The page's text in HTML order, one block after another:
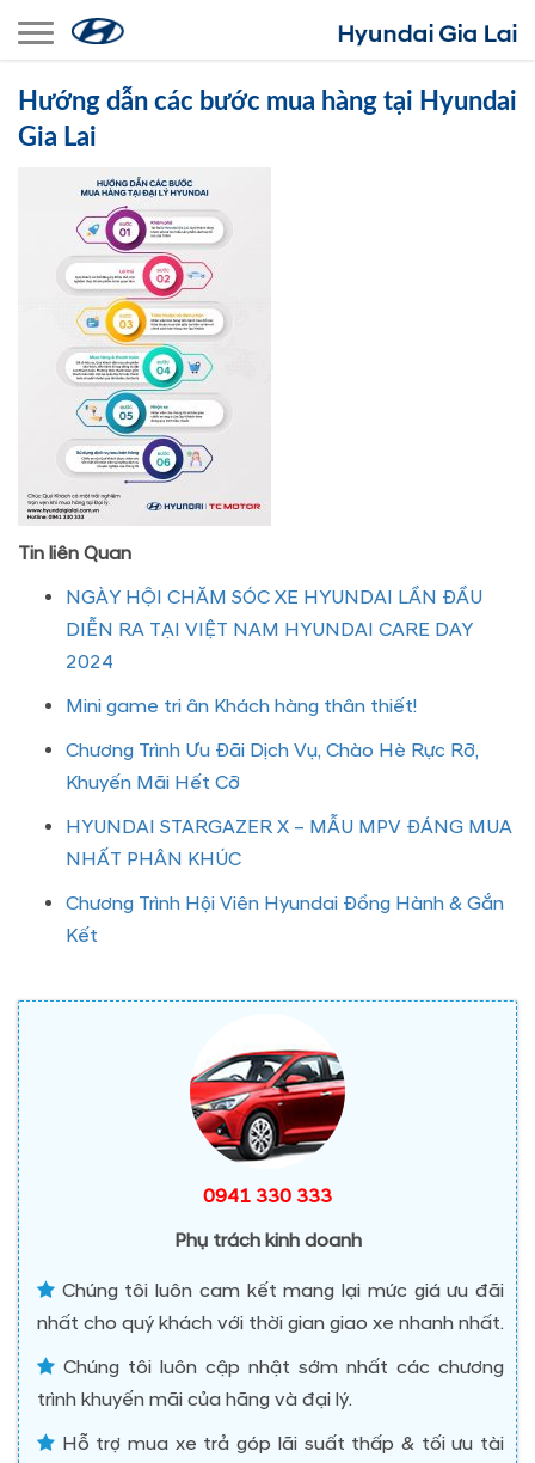
Toggle navigation
Hướng dẫn các bước mua hàng tại Hyundai
Gia Lai
Tin liên Quan
NGÀY HỘI CHĂM SÓC XE HYUNDAI LẦN ĐẦU
DIỄN RA TẠI VIỆT NAM HYUNDAI CARE DAY
2024
Mini game tri ân Khách hàng thân thiết!
Chương Trình Ưu Đãi Dịch Vụ, Chào Hè Rực Rỡ,
Khuyến Mãi Hết Cỡ
HYUNDAI STARGAZER X – MẪU MPV ĐÁNG MUA
NHẤT PHÂN KHÚC
Chương Trình Hội Viên Hyundai Đồng Hành & Gắn
Kết
0941 330 333
Phụ trách kinh doanh
Chúng tôi luôn cam kết mang lại mức giá ưu đãi
nhất cho quý khách với thời gian giao xe nhanh nhất.
Chúng tôi luôn cập nhật sớm nhất các chương
trình khuyến mãi của hãng và đại lý.
Hỗ trợ mua xe trả góp lãi suất thấp & tối ưu tài